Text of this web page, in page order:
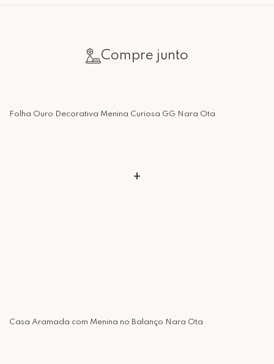
Yuasa, desde então se encantou pelos metais e suas possibilidades.
Que tal agendar um horário?
Compre junto
Folha Ouro Decorativa Menina Curiosa GG Nara Ota
+
Casa Aramada com Menina no Balanço Nara Ota